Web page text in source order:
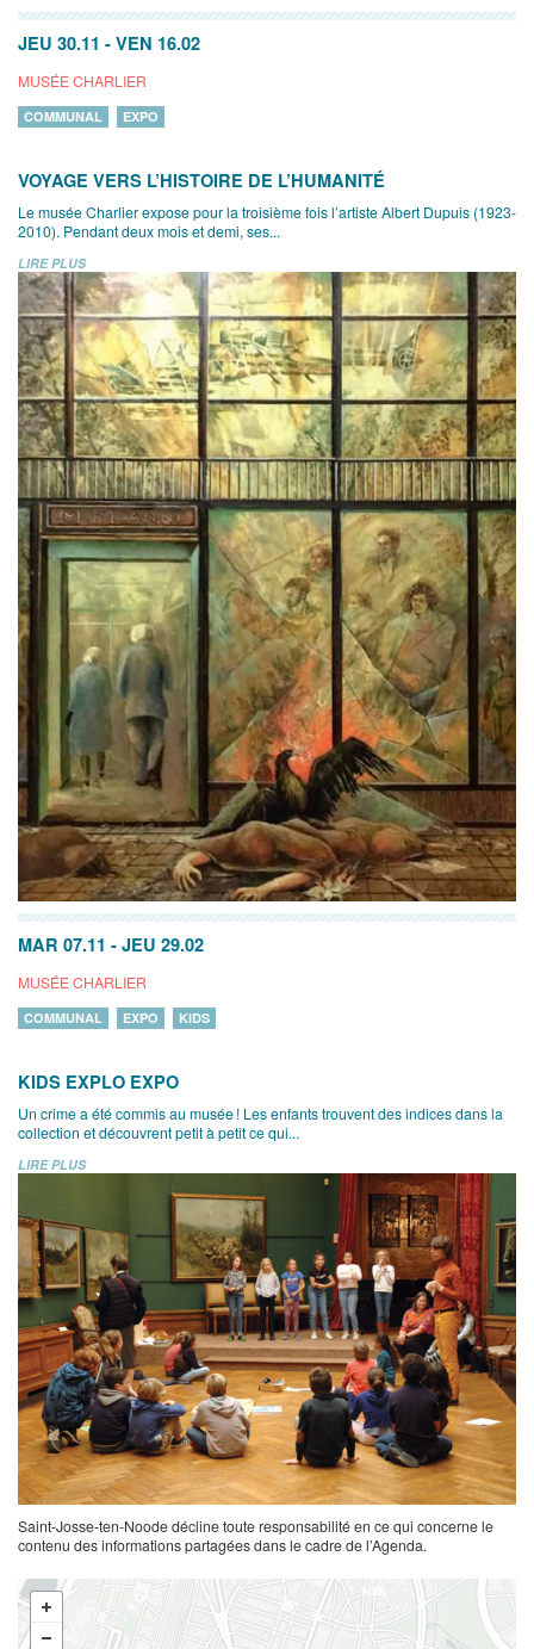
JEU 30.11 - VEN 16.02
MUSÉE CHARLIER
COMMUNAL EXPO
VOYAGE VERS L’HISTOIRE DE L’HUMANITÉ
Le musée Charlier expose pour la troisième fois l’artiste Albert Dupuis (1923-
2010). Pendant deux mois et demi, ses...
LIRE PLUS
MAR 07.11 - JEU 29.02
MUSÉE CHARLIER
COMMUNAL EXPO KIDS
KIDS EXPLO EXPO
Un crime a été commis au musée ! Les enfants trouvent des indices dans la
collection et découvrent petit à petit ce qui...
LIRE PLUS
Saint-Josse-ten-Noode décline toute responsabilité en ce qui concerne le
contenu des informations partagées dans le cadre de l’Agenda.